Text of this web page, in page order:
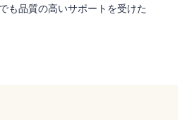
も品質の高いサポートを受けた